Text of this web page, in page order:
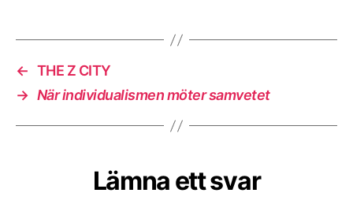
ä
e
← THE Z CITY
→ När individualismen möter samvetet
Lämna ett svar